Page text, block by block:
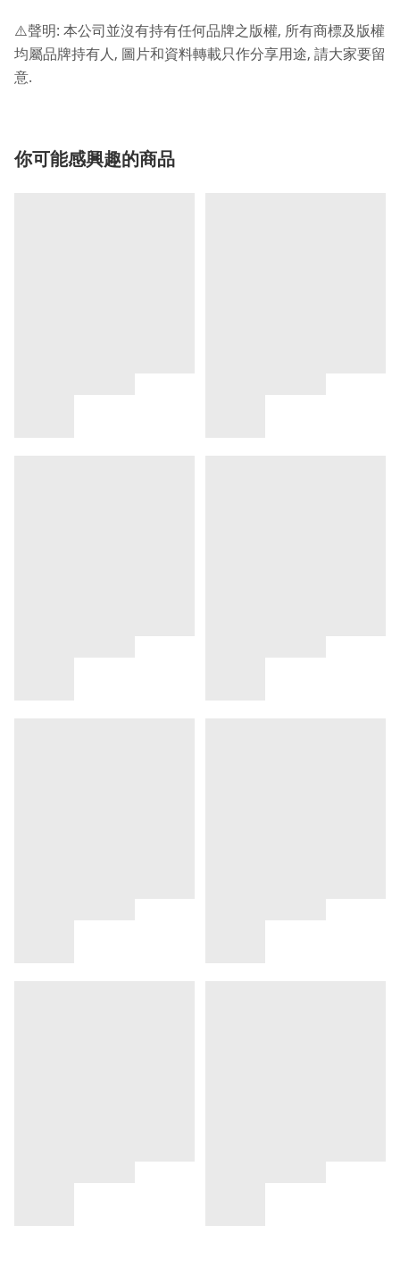
⚠️聲明: 本公司並沒有持有任何品牌之版權, 所有商標及版權
均屬品牌持有人 , 圖片和資料轉載只作分享用途, 請大家要留
意.
你可能感興趣的商品